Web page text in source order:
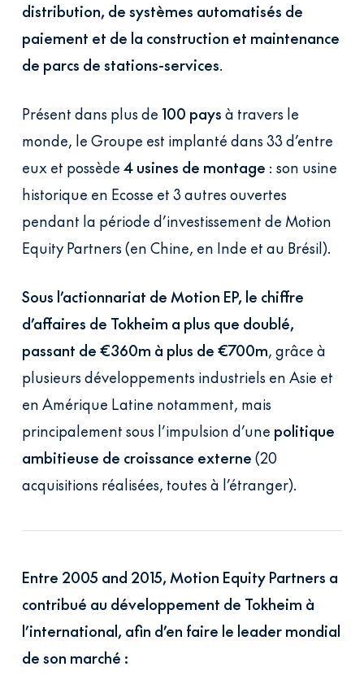
distribution, de systèmes automatisés de
paiement et de la construction et maintenance
de parcs de stations-services.
Présent dans plus de100 paysà travers le
monde, le Groupe est implanté dans 33 d’entre
eux et possède4 usines de montage : son usine
historique en Ecosse et 3 autres ouvertes
pendant la période d’investissement de Motion
Equity Partners (en Chine, en Inde et au Brésil).
Sous l’actionnariat de Motion EP, le chiffre
d’affaires de Tokheim a plus que doublé,
passant de €360m à plus de €700m, grâce à
plusieurs développements industriels en Asie et
en Amérique Latine notamment, mais
principalement sous l’impulsion d’une politique
ambitieuse de croissance externe (20
acquisitions réalisées, toutes à l’étranger).
Entre 2005 and 2015, Motion Equity Partners a
contribué au développement de Tokheim à
l’international, afin d’en faire le leader mondial
de son marché :